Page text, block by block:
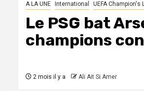
A LA UNE International UEFA Champion's
Le PSG bat
champions
2 mois il y a Ali Ait Si Amer